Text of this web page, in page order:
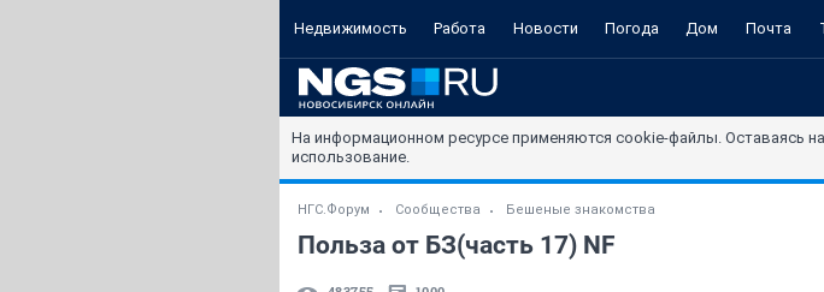
Недвижимость Работа Новости Погода Дом Почта
На информационном ресурсе применяются cookie-файлы. Оставаясь
использование.
НГС.Форум Сообщества Бешеные знакомства
Польза от БЗ(часть 17) NF